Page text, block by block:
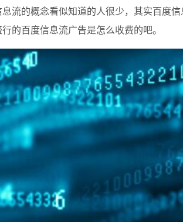
的概念看似知道的人很少，其实百度信
的百度信息流广告是怎么收费的吧。